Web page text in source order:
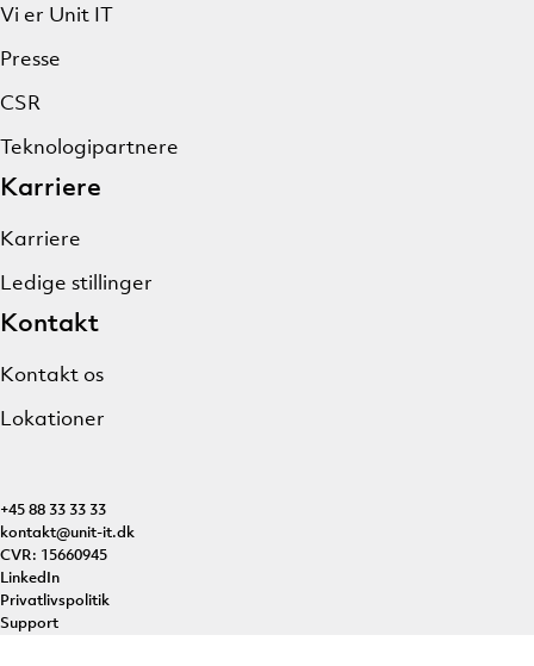
Vi er Unit IT
Presse
CSR
Teknologipartnere
Karriere
Karriere
Ledige stillinger
Kontakt
Kontakt os
Lokationer
+45 88 33 33 33
kontakt@unit-it.dk
CVR: 15660945
LinkedIn
Privatlivspolitik
Support